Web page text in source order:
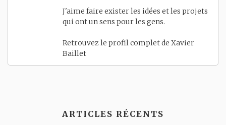
J'aime faire exister les idées et les projets
qui ont un sens pour les gens.
Retrouvez le profil complet de Xavier
Baillet
ARTICLES RÉCENTS